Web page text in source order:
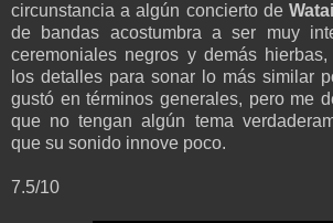
circunstancia a algún concierto de
de bandas acostumbra a ser muy
ceremoniales negros y demás
los detalles para sonar lo más similar
gustó en términos generales, pero me
que no tengan algún tema
que su sonido innove poco.
7.5/10